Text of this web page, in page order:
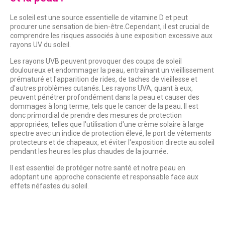
Le soleil est une source essentielle de vitamine D et peut
procurer une sensation de bien-être.Cependant, il est crucial de
comprendre les risques associés à une exposition excessive aux
rayons UV du soleil.
Les rayons UVB peuvent provoquer des coups de soleil
douloureux et endommager la peau, entraînant un vieillissement
prématuré et l'apparition de rides, de taches de vieillesse et
d'autres problèmes cutanés. Les rayons UVA, quant à eux,
peuvent pénétrer profondément dans la peau et causer des
dommages à long terme, tels que le cancer de la peau. Il est
donc primordial de prendre des mesures de protection
appropriées, telles que l'utilisation d'une crème solaire à large
spectre avec un indice de protection élevé, le port de vêtements
protecteurs et de chapeaux, et éviter l'exposition directe au soleil
pendant les heures les plus chaudes de la journée.
Il est essentiel de protéger notre santé et notre peau en
adoptant une approche consciente et responsable face aux
effets néfastes du soleil.